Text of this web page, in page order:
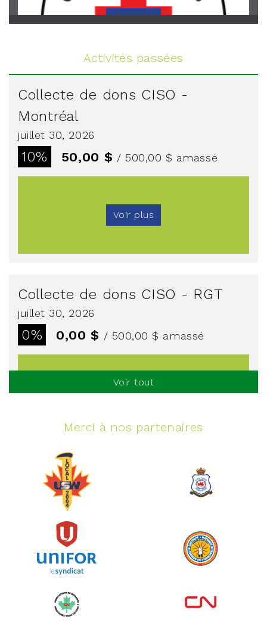
Voir plus
Activités passées
Collecte de dons CISO -
Montréal
juillet 30, 2026
10% 50,00 $ / 500,00 $ amassé
Voir plus
Collecte de dons CISO - RGT
juillet 30, 2026
0% 0,00 $ / 500,00 $ amassé
Voir plus
Événement spinning
juin 10, 2026
amassé
Voir tout
Merci à nos partenaires